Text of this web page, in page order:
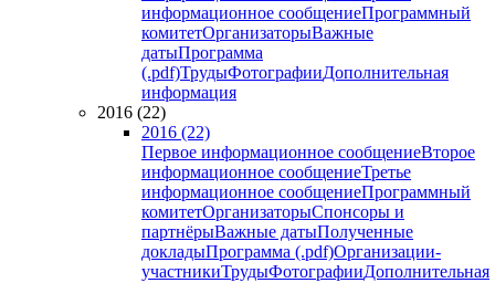
информационное сообщениеПрограммный
комитетОрганизаторыВажные
датыПрограмма
(.pdf)ТрудыФотографииДополнительная
информация
2016 (22)
2016 (22)
Первое информационное сообщениеВторое
информационное сообщениеТретье
информационное сообщениеПрограммный
комитетОрганизаторыСпонсоры и
партнёрыВажные датыПолученные
докладыПрограмма (.pdf)Организации-
участникиТрудыФотографииДополнительная